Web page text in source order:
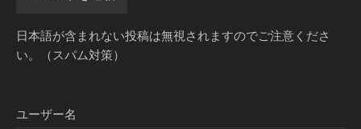
日本語が含まれない投稿は無視されますのでご注意くださ
い。（スパム対策）
ユーザー名